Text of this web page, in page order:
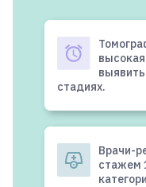
стадиях.
Врачи-
стажем